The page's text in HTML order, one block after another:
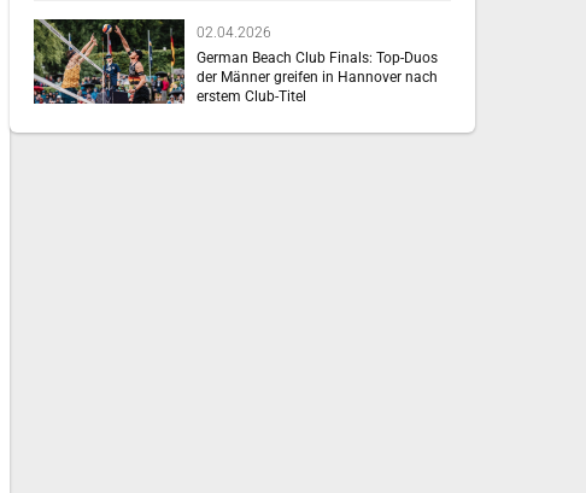
02.04.2026
German Beach Club Finals: Top-Duos
der Männer greifen in Hannover nach
erstem Club-Titel